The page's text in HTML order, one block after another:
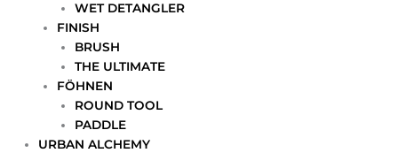
WET DETANGLER
FINISH
BRUSH
THE ULTIMATE
FÖHNEN
ROUND TOOL
PADDLE
URBAN ALCHEMY